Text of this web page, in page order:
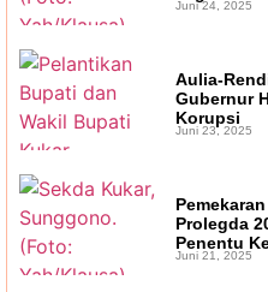
Terukur
Tegaskan
Juni 24, 2025
Aulia-
Gubernur
Korupsi
Juni 23, 2025
Prolegda
Penentu
Juni 21, 2025